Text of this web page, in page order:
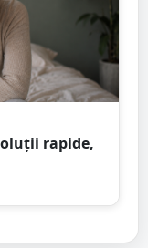
rapide,